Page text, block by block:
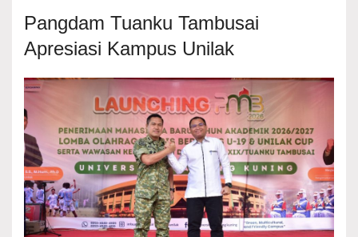
Pangdam Tuanku Tambusai
Apresiasi Kampus Unilak